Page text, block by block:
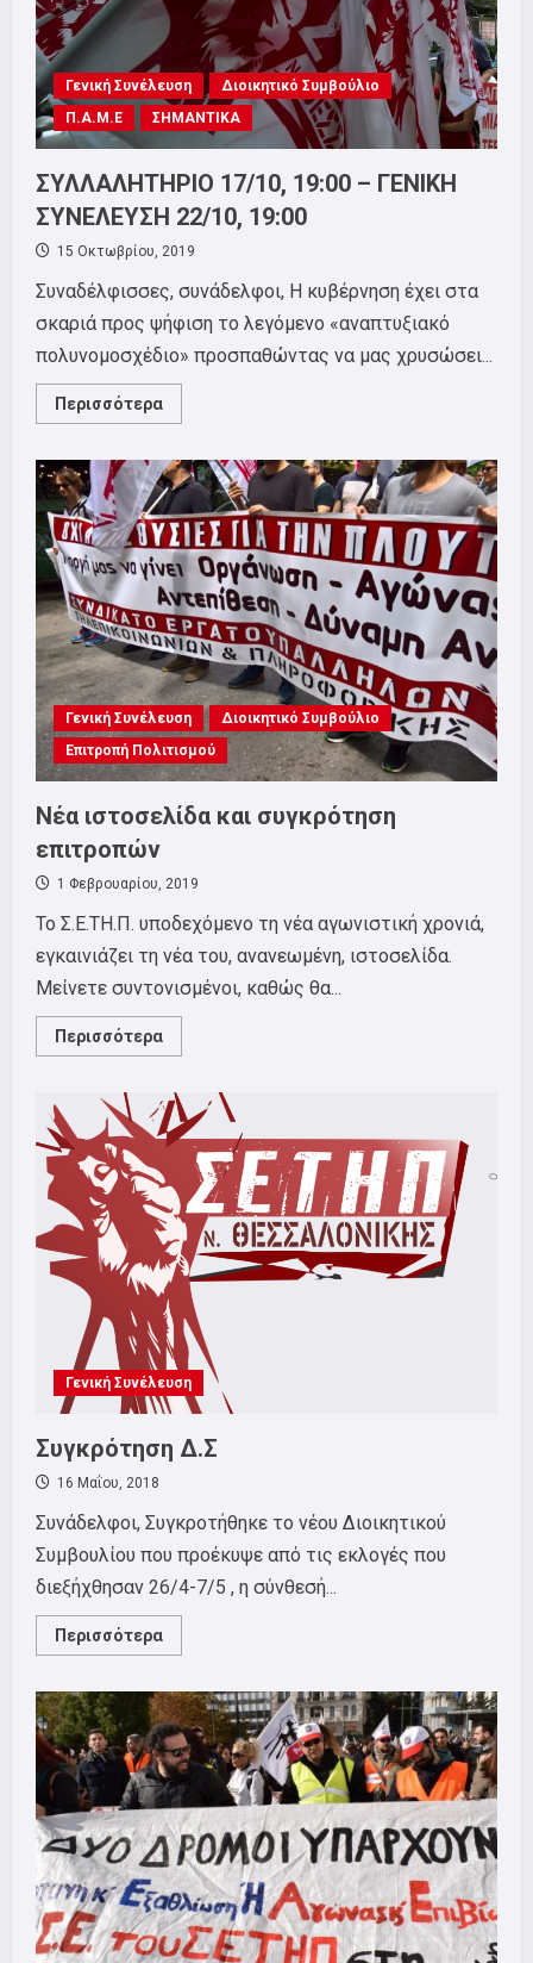
Γενική Συνέλευση
Διοικητικό Συμβούλιο
Π.Α.Μ.Ε
ΣΗΜΑΝΤΙΚΑ
ΣΥΛΛΑΛΗΤΗΡΙΟ 17/10, 19:00 – ΓΕΝΙΚΗ
ΣΥΝΕΛΕΥΣΗ 22/10, 19:00
15 Οκτωβρίου, 2019
Συναδέλφισσες, συνάδελφοι, Η κυβέρνηση έχει στα
σκαριά προς ψήφιση το λεγόμενο «αναπτυξιακό
πολυνομοσχέδιο» προσπαθώντας να μας χρυσώσει...
Περισσότερα
more
17/10,
19:00
–
ΓΕΝΙΚΗ
ΣΥΝΕΛΕΥΣΗ
22/10,
19:00
Γενική Συνέλευση
Διοικητικό Συμβούλιο
Επιτροπή Πολιτισμού
Νέα ιστοσελίδα και συγκρότηση
επιτροπών
1 Φεβρουαρίου, 2019
Το Σ.Ε.ΤΗ.Π. υποδεχόμενο τη νέα αγωνιστική χρονιά,
εγκαινιάζει τη νέα του, ανανεωμένη, ιστοσελίδα.
Μείνετε συντονισμένοι, καθώς θα...
Περισσότερα
more
ιστοσελίδα
και
συγκρότηση
επιτροπών
Γενική Συνέλευση
Συγκρότηση Δ.Σ
16 Μαΐου, 2018
Συνάδελφοι, Συγκροτήθηκε το νέου Διοικητικού
Συμβουλίου που προέκυψε από τις εκλογές που
διεξήχθησαν 26/4-7/5 , η σύνθεσή...
Περισσότερα
more
Δ.Σ